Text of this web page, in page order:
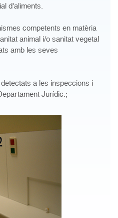
d'aliments.
competents en matèria
animal i/o sanitat vegetal
amb les seves
a les inspeccions i
Jurídic.;